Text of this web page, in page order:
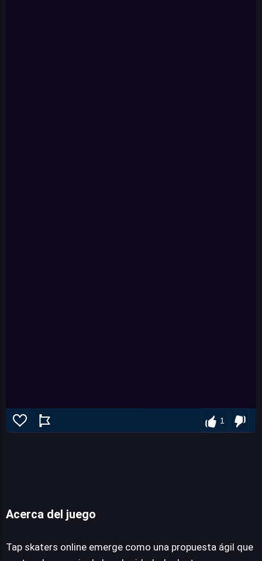
Tap skaters online
1
Acerca del juego
Tap skaters online emerge como una propuesta ágil que